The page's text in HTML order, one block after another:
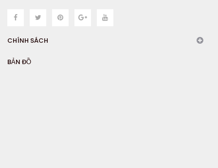
CHÍNH SÁCH
BẢN ĐỒ